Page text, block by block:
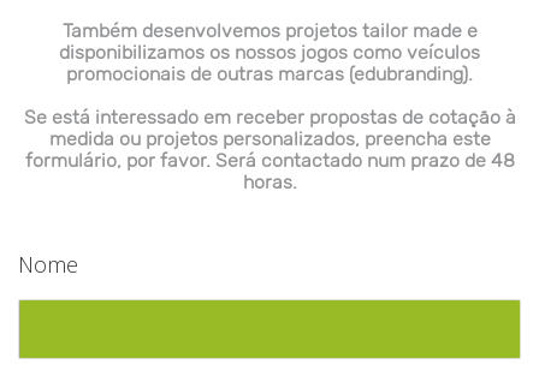
Também desenvolvemos projetos tailor made e
disponibilizamos os nossos jogos como veículos
promocionais de outras marcas (edubranding).
Se está interessado em receber propostas de cotação à
medida ou projetos personalizados, preencha este
formulário, por favor. Será contactado num prazo de 48
horas.
Nome